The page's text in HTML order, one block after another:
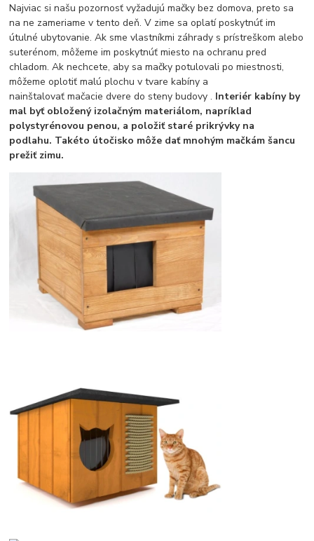
Najviac si našu pozornosť vyžadujú mačky bez domova, preto sa
na ne zameriame v tento deň. V zime sa oplatí poskytnúť im
útulné ubytovanie. Ak sme vlastníkmi záhrady s prístreškom alebo
suterénom, môžeme im poskytnúť miesto na ochranu pred
chladom. Ak nechcete, aby sa mačky potulovali po miestnosti,
môžeme oplotiť malú plochu v tvare kabíny a
nainštalovať mačacie dvere do steny budovy . Interiér kabíny by
mal byť obložený izolačným materiálom, napríklad
polystyrénovou penou, a položiť staré prikrývky na
podlahu. Takéto útočisko môže dať mnohým mačkám šancu
prežiť zimu.